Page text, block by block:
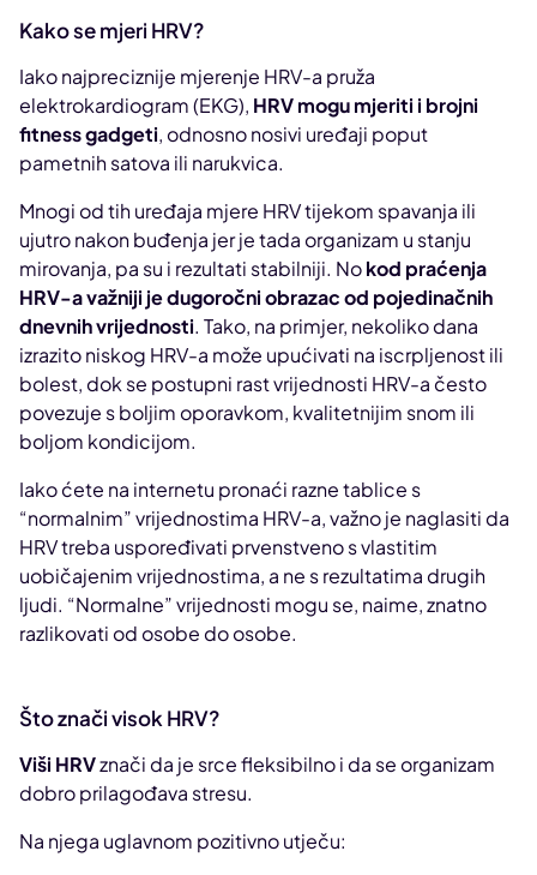
Kako se mjeri HRV?
Iako najpreciznije mjerenje HRV-a pruža
elektrokardiogram (EKG), HRV mogu mjeriti i brojni
fitness gadgeti, odnosno nosivi uređaji poput
pametnih satova ili narukvica.
Mnogi od tih uređaja mjere HRV tijekom spavanja ili
ujutro nakon buđenja jer je tada organizam u stanju
mirovanja, pa su i rezultati stabilniji. Nokod praćenja
HRV-a važniji je dugoročni obrazac od pojedinačnih
dnevnih vrijednosti. Tako, na primjer, nekoliko dana
izrazito niskog HRV-a može upućivati na iscrpljenost ili
bolest, dok se postupni rast vrijednosti HRV-a često
povezuje s boljim oporavkom, kvalitetnijim snom ili
boljom kondicijom.
Iako ćete na internetu pronaći razne tablice s
“normalnim” vrijednostima HRV-a, važno je naglasiti da
HRV treba uspoređivati prvenstveno s vlastitim
uobičajenim vrijednostima, a ne s rezultatima drugih
ljudi. “Normalne” vrijednosti mogu se, naime, znatno
razlikovati od osobe do osobe.
Što znači visok HRV?
Viši HRVznači da je srce fleksibilno i da se organizam
dobro prilagođava stresu.
Na njega uglavnom pozitivno utječu: